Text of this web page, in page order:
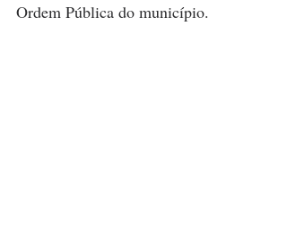
Ordem Pública do município.